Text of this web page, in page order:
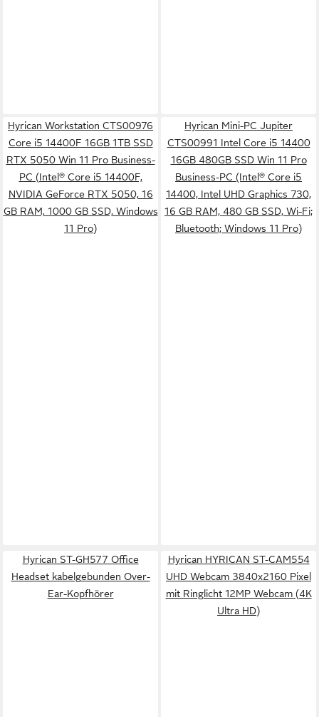
Hyrican Workstation CTS00976
Core i5 14400F 16GB 1TB SSD
RTX 5050 Win 11 Pro Business-
PC (Intel® Core i5 14400F,
NVIDIA GeForce RTX 5050, 16
GB RAM, 1000 GB SSD, Windows
11 Pro)
Hyrican Mini-PC Jupiter
CTS00991 Intel Core i5 14400
16GB 480GB SSD Win 11 Pro
Business-PC (Intel® Core i5
14400, Intel UHD Graphics 730,
16 GB RAM, 480 GB SSD, Wi-Fi;
Bluetooth; Windows 11 Pro)
Hyrican ST-GH577 Office
Headset kabelgebunden Over-
Ear-Kopfhörer
Hyrican HYRICAN ST-CAM554
UHD Webcam 3840x2160 Pixel
mit Ringlicht 12MP Webcam (4K
Ultra HD)